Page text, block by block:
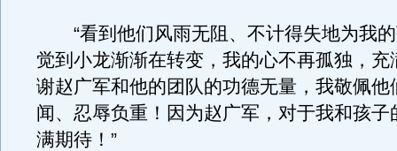
“看到他们风雨无阻、不计得失地为我的
觉到小龙渐渐在转变，我的心不再孤独，充
谢赵广军和他的团队的功德无量，我敬佩他
闻、忍辱负重！因为赵广军，对于我和孩子
满期待！”